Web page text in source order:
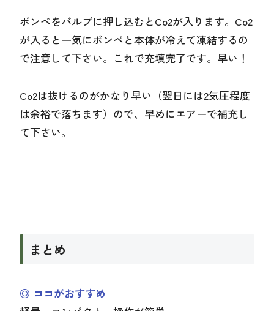
ボンベをバルブに押し込むとCo2が入ります。Co2
が入ると一気にボンベと本体が冷えて凍結するの
で注意して下さい。これで充填完了です。早い！
Co2は抜けるのがかなり早い（翌日には2気圧程度
は余裕で落ちます）ので、早めにエアーで補充し
て下さい。
まとめ
◎ ココがおすすめ